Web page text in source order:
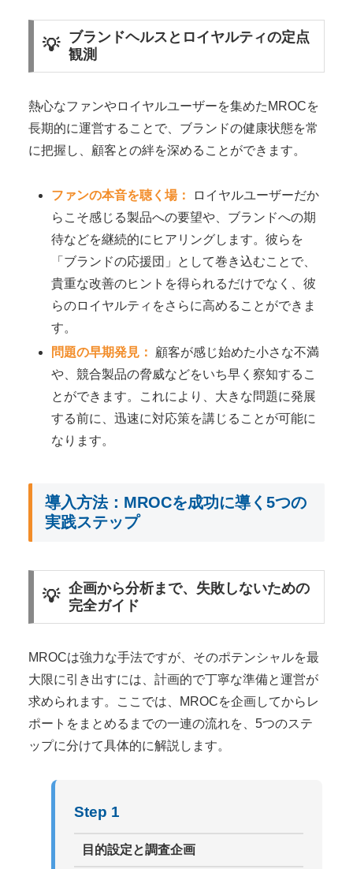
ブランドヘルスとロイヤルティの定点
観測
熱心なファンやロイヤルユーザーを集めたMROCを
長期的に運営することで、ブランドの健康状態を常
に把握し、顧客との絆を深めることができます。
ファンの本音を聴く場：
ロイヤルユーザーだか
らこそ感じる製品への要望や、ブランドへの期
待などを継続的にヒアリングします。彼らを
「ブランドの応援団」として巻き込むことで、
貴重な改善のヒントを得られるだけでなく、彼
らのロイヤルティをさらに高めることができま
す。
問題の早期発見：
顧客が感じ始めた小さな不満
や、競合製品の脅威などをいち早く察知するこ
とができます。これにより、大きな問題に発展
する前に、迅速に対応策を講じることが可能に
なります。
導入方法：MROCを成功に導く5つの
実践ステップ
企画から分析まで、失敗しないための
完全ガイド
MROCは強力な手法ですが、そのポテンシャルを最
大限に引き出すには、計画的で丁寧な準備と運営が
求められます。ここでは、MROCを企画してからレ
ポートをまとめるまでの一連の流れを、5つのステ
ップに分けて具体的に解説します。
目的設定と調査企画